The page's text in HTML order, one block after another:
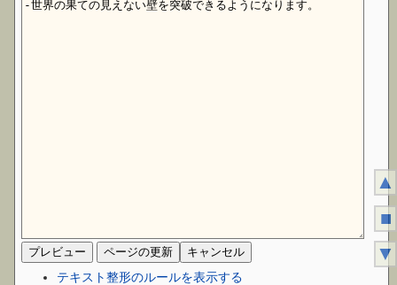
テキスト整形のルールを表示する
▲
■
▼